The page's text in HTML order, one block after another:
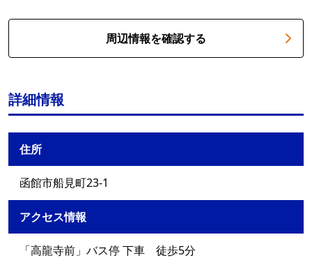
周辺情報を確認する
詳細情報
住所
函館市船見町23-1
アクセス情報
「高龍寺前」バス停 下車 徒歩5分